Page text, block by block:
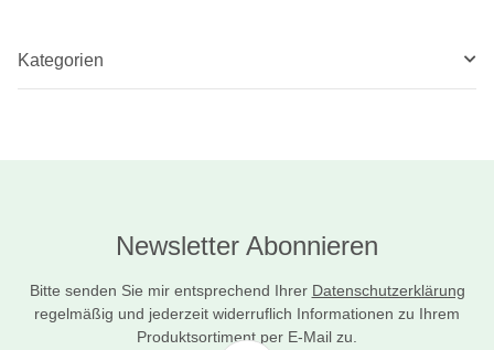
Kategorien
Newsletter Abonnieren
Bitte senden Sie mir entsprechend Ihrer Datenschutzerklärung
regelmäßig und jederzeit widerruflich Informationen zu Ihrem
Produktsortiment per E-Mail zu.